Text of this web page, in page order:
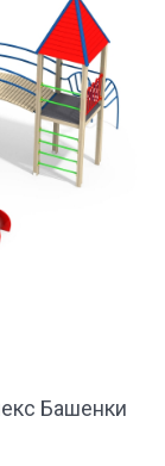
Башенки